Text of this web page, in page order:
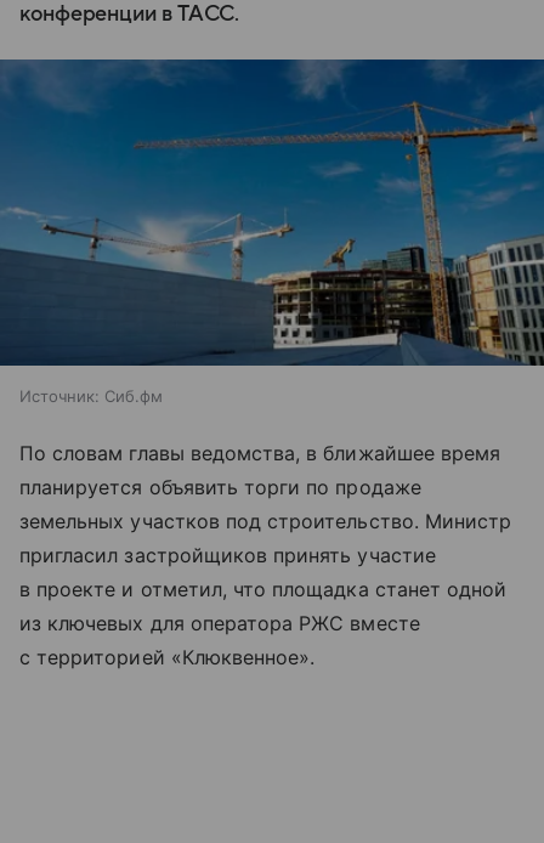
конференции в ТАСС.
Источник: Сиб.фм
По словам главы ведомства, в ближайшее время
планируется объявить торги по продаже
земельных участков под строительство. Министр
пригласил застройщиков принять участие
в проекте и отметил, что площадка станет одной
из ключевых для оператора РЖС вместе
с территорией «Клюквенное».